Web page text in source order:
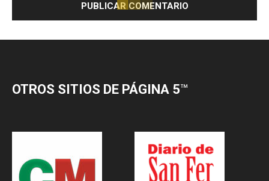
OTROS SITIOS DE PÁGINA 5™